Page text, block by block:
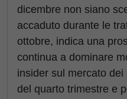
dicembre non siano
accaduto durante le
ottobre, indica una
continua a dominare
insider sul mercato
del quarto trimestre e